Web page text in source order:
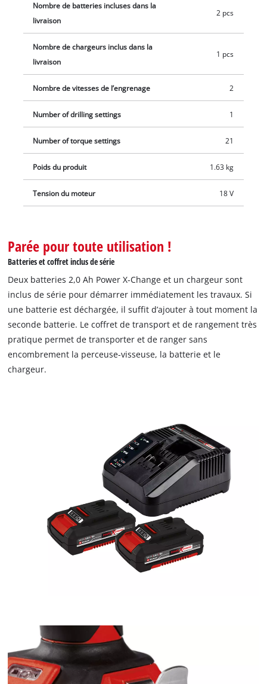
Nombre de batteries incluses dans la
livraison
2 pcs
Nombre de chargeurs inclus dans la
livraison
1 pcs
Nombre de vitesses de l’engrenage 2
Number of drilling settings 1
Number of torque settings 21
Poids du produit 1.63 kg
Tension du moteur 18 V
Parée pour toute utilisation !
Batteries et coffret inclus de série
Deux batteries 2,0 Ah Power X-Change et un chargeur sont
inclus de série pour démarrer immédiatement les travaux. Si
une batterie est déchargée, il suffit d’ajouter à tout moment la
seconde batterie. Le coffret de transport et de rangement très
pratique permet de transporter et de ranger sans
encombrement la perceuse-visseuse, la batterie et le
chargeur.